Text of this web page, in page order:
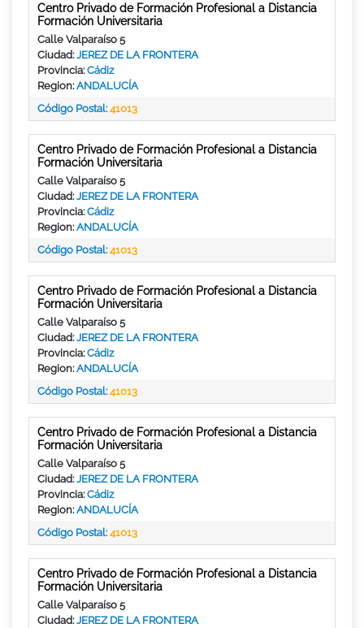
Centro Privado de Formación Profesional a Distancia
Formación Universitaria
Calle Valparaíso 5
Ciudad:JEREZ DE LA FRONTERA
Provincia:Cádiz
Region:ANDALUCÍA
Código Postal:41013
Centro Privado de Formación Profesional a Distancia
Formación Universitaria
Calle Valparaíso 5
Ciudad:JEREZ DE LA FRONTERA
Provincia:Cádiz
Region:ANDALUCÍA
Código Postal:41013
Centro Privado de Formación Profesional a Distancia
Formación Universitaria
Calle Valparaíso 5
Ciudad:JEREZ DE LA FRONTERA
Provincia:Cádiz
Region:ANDALUCÍA
Código Postal:41013
Centro Privado de Formación Profesional a Distancia
Formación Universitaria
Calle Valparaíso 5
Ciudad:JEREZ DE LA FRONTERA
Provincia:Cádiz
Region:ANDALUCÍA
Código Postal:41013
Centro Privado de Formación Profesional a Distancia
Formación Universitaria
Calle Valparaíso 5
Ciudad:JEREZ DE LA FRONTERA